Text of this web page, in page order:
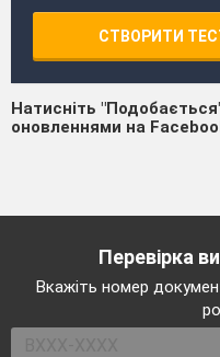
СТВОРИТИ
Натисніть
оновленнями на
Перевірка
Вкажіть номер